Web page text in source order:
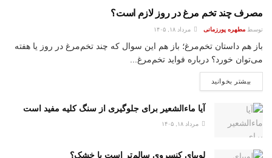
مصرف چند تخم مرغ در روز لازم است؟
توسط مطهره پورزمانی مرداد ۱۸, ۱۴۰۵
باز هم داستان‌ تخم‌مرغ؛ باز هم این سوال که چند تخم‌مرغ در روز یا هفته
می‌توان خورد؟ درباره فواید تخم‌مرغ...
بیشتر بخوانید
آیا ماءالشعیر برای جلوگیری از سنگ کلیه مفید است
مرداد ۱۸, ۱۴۰۵
لوبیای کنسروی سالم‌تر است یا خشک؟